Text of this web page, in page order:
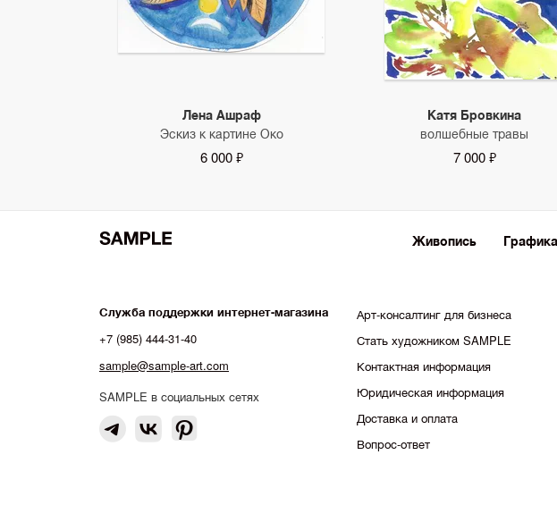
Лена Ашраф
Эскиз к картине Око
6 000 ₽
Катя Бровкина
волшебные травы
7 000 ₽
Живопись Графика
Служба поддержки интернет-магазина
+7 (985) 444-31-40
sample@sample-art.com
SAMPLE в социальных сетях
Арт-консалтинг для бизнеса
Стать художником SAMPLE
Контактная информация
Юридическая информация
Доставка и оплата
Вопрос-ответ